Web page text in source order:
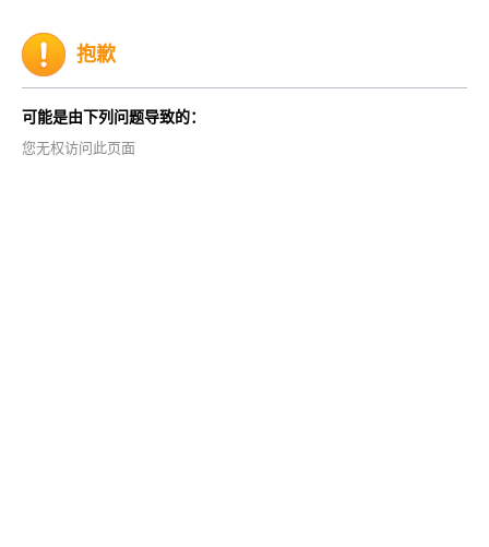
抱歉
可能是由下列问题导致的：
您无权访问此页面